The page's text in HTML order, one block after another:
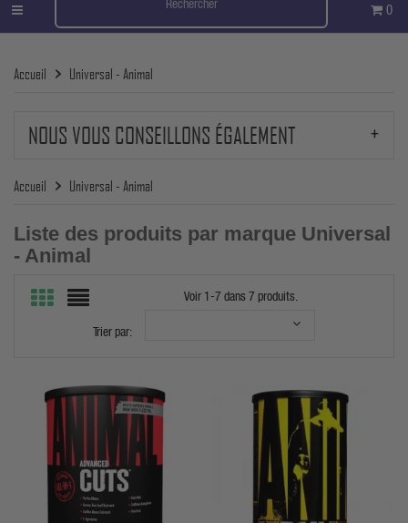
0
Accueil Universal - Animal
NOUS VOUS CONSEILLONS ÉGALEMENT
Accueil Universal - Animal
Liste des produits par marque Universal
- Animal
Voir 1-7 dans 7 produits.
Trier par: